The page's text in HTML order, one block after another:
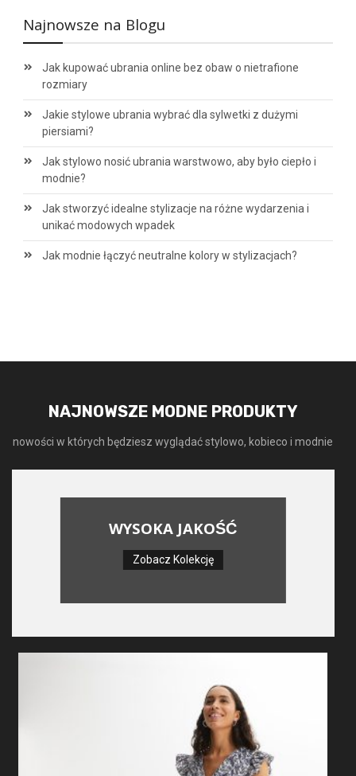
Najnowsze na Blogu
Jak kupować ubrania online bez obaw o nietrafione
rozmiary
Jakie stylowe ubrania wybrać dla sylwetki z dużymi
piersiami?
Jak stylowo nosić ubrania warstwowo, aby było ciepło i
modnie?
Jak stworzyć idealne stylizacje na różne wydarzenia i
unikać modowych wpadek
Jak modnie łączyć neutralne kolory w stylizacjach?
NAJNOWSZE MODNE PRODUKTY
nowości w których będziesz wyglądać stylowo, kobieco i modnie
WYSOKA JAKOŚĆ
Zobacz Kolekcję